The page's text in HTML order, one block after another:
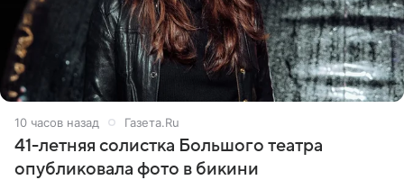
10 часов назад Газета.Ru
41-летняя солистка Большого театра
опубликовала фото в бикини